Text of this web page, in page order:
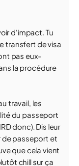
d'impact. Tu
transfert de visa
pas eux-
la procédure
travail, les
du passeport
donc). Dis leur
de passeport et
que cela vient
chill sur ça